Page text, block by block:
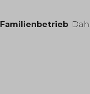
Familienbetrieb.